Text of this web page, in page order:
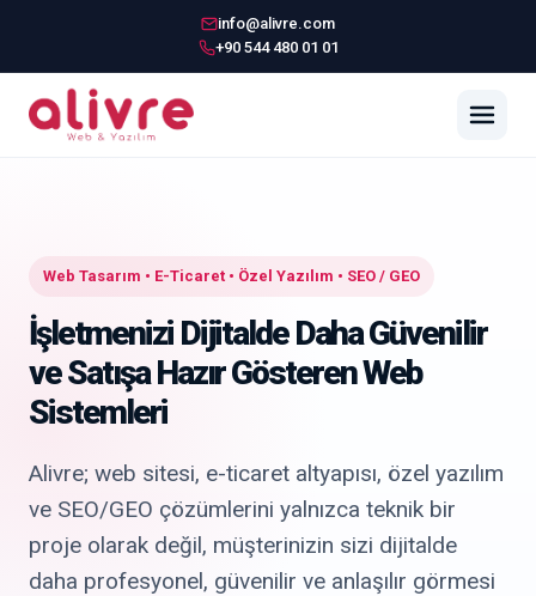
info@alivre.com
+90 544 480 01 01
Web Tasarım • E-Ticaret • Özel Yazılım • SEO / GEO
İşletmenizi Dijitalde Daha Güvenilir
ve Satışa Hazır Gösteren Web
Sistemleri
Alivre; web sitesi, e-ticaret altyapısı, özel yazılım
ve SEO/GEO çözümlerini yalnızca teknik bir
proje olarak değil, müşterinizin sizi dijitalde
daha profesyonel, güvenilir ve anlaşılır görmesi